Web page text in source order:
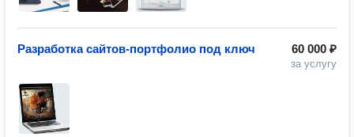
60 000 ₽
за услугу
Разработка сайтов-портфолио под ключ